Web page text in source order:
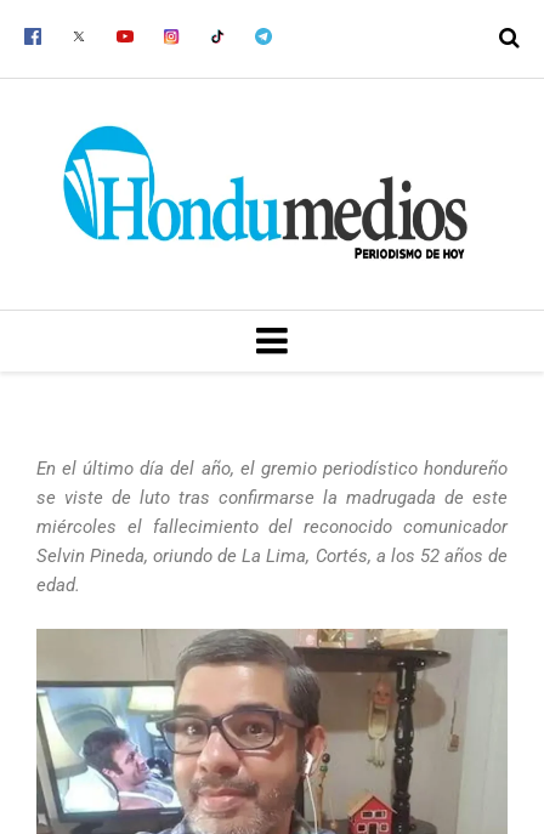
MENU
En el último día del año, el gremio periodístico hondureño
se viste de luto tras confirmarse la madrugada de este
miércoles el fallecimiento del reconocido comunicador
Selvin Pineda, oriundo de La Lima, Cortés, a los 52 años de
edad.